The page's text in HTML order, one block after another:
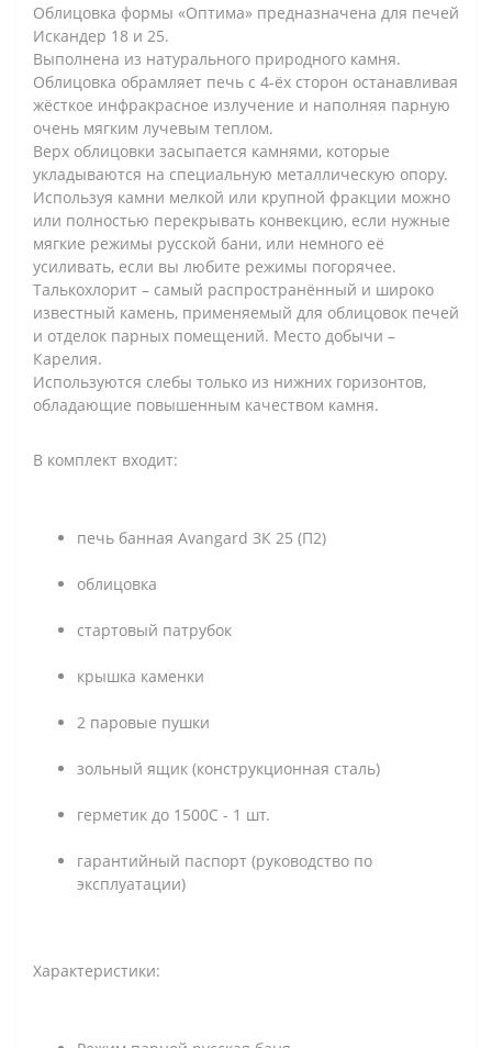
Облицовка формы «Оптима» предназначена для печей
Искандер 18 и 25.
Выполнена из натурального природного камня.
Облицовка обрамляет печь с 4-ёх сторон останавливая
жёсткое инфракрасное излучение и наполняя парную
очень мягким лучевым теплом.
Верх облицовки засыпается камнями, которые
укладываются на специальную металлическую опору.
Используя камни мелкой или крупной фракции можно
или полностью перекрывать конвекцию, если нужные
мягкие режимы русской бани, или немного её
усиливать, если вы любите режимы погорячее.
Талькохлорит – самый распространённый и широко
известный камень, применяемый для облицовок печей
и отделок парных помещений. Место добычи –
Карелия.
Используются слебы только из нижних горизонтов,
обладающие повышенным качеством камня.
В комплект входит:
печь банная Avangard ЗК 25 (П2)
облицовка
стартовый патрубок
крышка каменки
2 паровые пушки
зольный ящик (конструкционная сталь)
герметик до 1500С - 1 шт.
гарантийный паспорт (руководство по
эксплуатации)
Характеристики: